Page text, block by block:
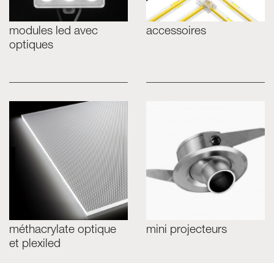
modules led avec
optiques
accessoires
méthacrylate optique
et plexiled
mini projecteurs